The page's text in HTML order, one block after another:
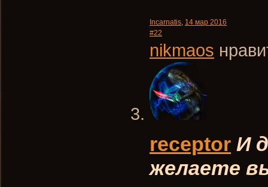
Incarnatis, 14 мар 2016
#22
nikmaos
receptor И
желаете